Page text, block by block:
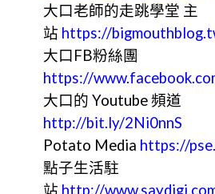
大口老師的走跳學堂 主
站 https://
大口FB粉絲團
https://
大口的 Youtube 頻道
http://bit.ly/2Ni0nnS
Potato Media https://
點子生活駐
站 http://